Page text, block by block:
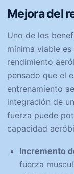
Mejora del
Uno de los
mínima viable
rendimiento
pensado que el
entrenamiento
integración de
fuerza puede
capacidad
Incremento
fuerza